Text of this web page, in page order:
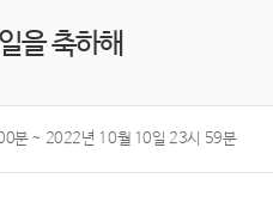
을 축하해
분 ~ 2022년 10월 10일 23시 59분